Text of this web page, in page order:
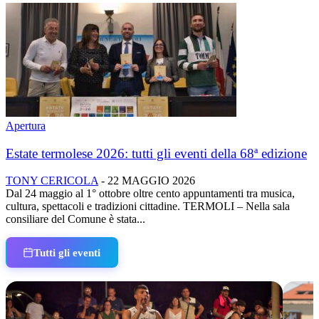
Apertura
Estate termolese 2026: tutti gli eventi della 68ª edizione
TONY CERICOLA - 22 MAGGIO 2026
Dal 24 maggio al 1° ottobre oltre cento appuntamenti tra musica,
cultura, spettacoli e tradizioni cittadine. TERMOLI – Nella sala
consiliare del Comune è stata...
Tutti gli eventi